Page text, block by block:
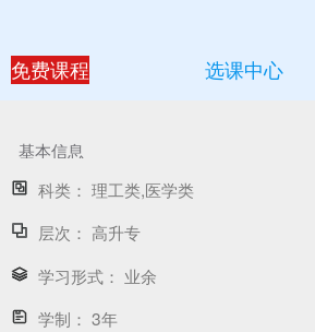
免费课程 选课中心
基本信息
科类： 理工类,医学类
层次： 高升专
学习形式： 业余
学制： 3年